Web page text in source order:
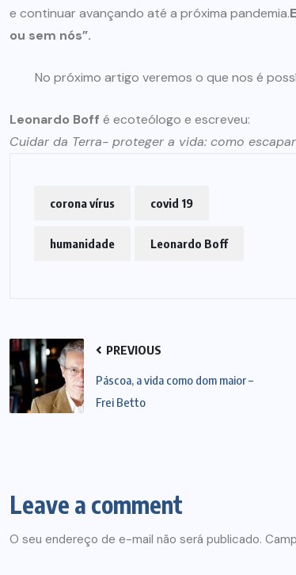
e continuar avançando até a próxima pandemia.
ou sem nós”.
No próximo artigo veremos o que nos é
Leonardo Boff é ecoteólogo e escreveu:
Cuidar da Terra- proteger a vida: como
corona vírus covid 19
humanidade Leonardo Boff
PREVIOUS
Páscoa, a vida como dom maior –
Frei Betto
Leave a comment
O seu endereço de e-mail não será publicado.